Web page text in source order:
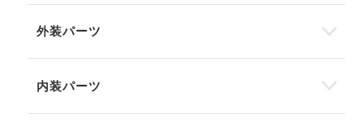
外装パーツ
内装パーツ